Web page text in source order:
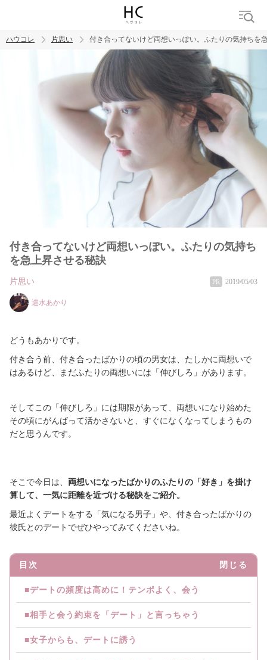
トレンド ワード
恋がしたい 女磨き
ハウコレ 片思い 付き合ってないけど両想いっぽい。ふたりの気持ちを
付き合ってないけど両想いっぽい。ふたりの気持ち
を急上昇させる秘訣
片思い PR 2019/05/03
遣水あかり
どうもあかりです。
付き合う前、付き合ったばかりの頃の男女は、たしかに両想いで
はあるけど、まだふたりの両想いには「伸びしろ」があります。
そしてこの「伸びしろ」には期限があって、両想いになり始めた
その頃にがんばって活かさないと、すぐになくなってしまうもの
だと思うんです。
そこで今日は、 両想いになったばかりのふたりの「好き」を掛け
算して、一気に距離を近づける秘訣をご紹介。
最近よくデートをする「気になる男子」や、付き合ったばかりの
彼氏とのデートでぜひやってみてくださいね。
目次 閉じる
■デートの頻度は高めに！テンポよく、会う
■相手と会う約束を「デート」と言っちゃう
■女子からも、デートに誘う